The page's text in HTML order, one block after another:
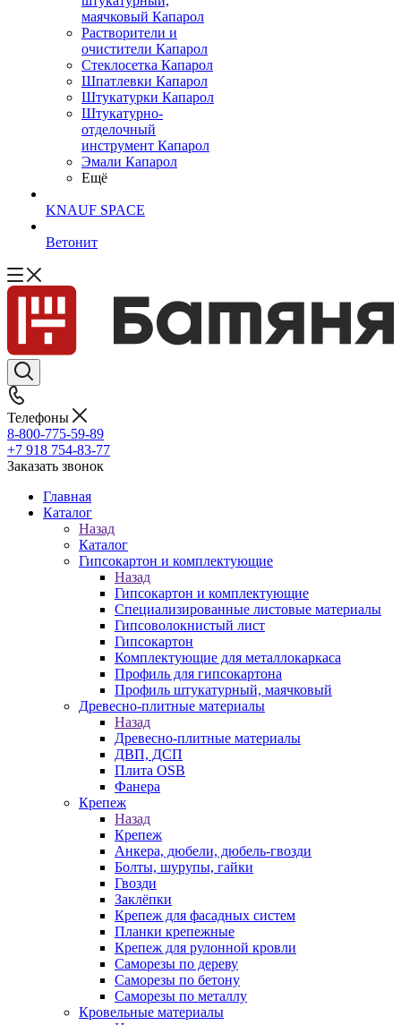
маячковый Капарол
Растворители и
очистители Капарол
Cтеклосетка Капарол
Шпатлевки Капарол
Штукатурки Капарол
Штукатурно-
отделочный
инструмент Капарол
Эмали Капарол
Ещё
KNAUF SPACE
Ветонит
Телефоны
8-800-775-59-89
+7 918 754-83-77
Заказать звонок
Главная
Каталог
Назад
Каталог
Гипсокартон и комплектующие
Назад
Гипсокартон и комплектующие
Специализированные листовые материалы
Гипсоволокнистый лист
Гипсокартон
Комплектующие для металлокаркаса
Профиль для гипсокартона
Профиль штукатурный, маячковый
Древесно-плитные материалы
Назад
Древесно-плитные материалы
ДВП, ДСП
Плита OSB
Фанера
Крепеж
Назад
Крепеж
Анкера, дюбели, дюбель-гвозди
Болты, шурупы, гайки
Гвозди
Заклёпки
Крепеж для фасадных систем
Планки крепежные
Крепеж для рулонной кровли
Саморезы по дереву
Саморезы по бетону
Саморезы по металлу
Кровельные материалы